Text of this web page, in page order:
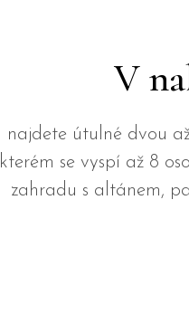
V
najdete útulné dvou
kterém se vyspí až 8
zahradu s altánem,